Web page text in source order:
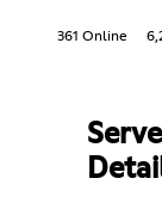
361 Online